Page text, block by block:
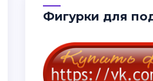
Фигурки для